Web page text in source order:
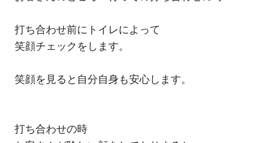
打ち合わせ前にトイレによって
笑顔チェックをします。
笑顔を見ると自分自身も安心します。
打ち合わせの時